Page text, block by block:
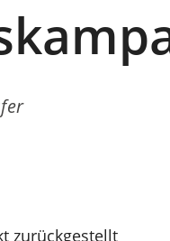
zurückgestellt